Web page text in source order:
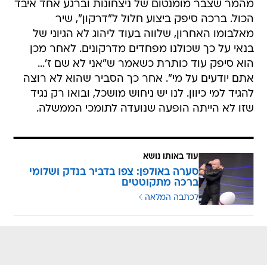
מהמר שצבר מומנטום של ניצחונות וברגע אחד איבד
הכול. ברכה סיפק ביצוע חלול ל"דרקון", שיר
מאלבומו האחרון, שלווה בעוד ליהוג לא הגיוני של
בנאי על כך שכולנו מפחדים מדרקונים. לאחר מכן
הוא סיפק עוד כותרת כשאמר ש"אני לא שם ז'...
אתם יודעים על מי". אחר כך הסביר שהוא לא רוצה
להגיד למי כיוון. לנו יש ניחוש מושכל, ובואו רק נגיד
שזו לא הייתה הופעה שנועדה לתומכי הממשלה.
עוד באותו נושא
סערה באולפן: צפו בדביר בנדק ושלומי
ברכה מתקוטטים
לכתבה המלאה